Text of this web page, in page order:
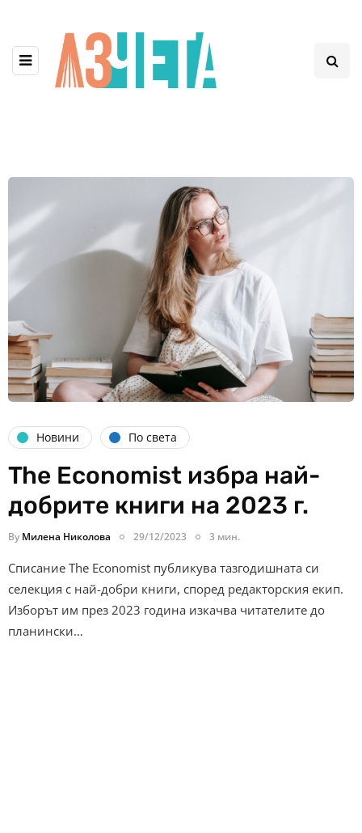
Новини По света
The Economist избра най-
добрите книги на 2023 г.
By Милена Николова 29/12/2023 3 мин.
Списание The Economist публикува тазгодишната си
селекция с най-добри книги, според редакторския екип.
Изборът им през 2023 година изкачва читателите до
планински…